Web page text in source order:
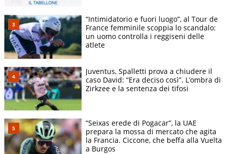
“Intimidatorio e fuori luogo”, al Tour de
France femminile scoppia lo scandalo:
un uomo controlla i reggiseni delle
atlete
Juventus, Spalletti prova a chiudere il
caso David: “Era deciso così”. L’ombra di
Zirkzee e la sentenza dei tifosi
“Seixas erede di Pogacar”, la UAE
prepara la mossa di mercato che agita
la Francia. Ciccone, che beffa alla Vuelta
a Burgos